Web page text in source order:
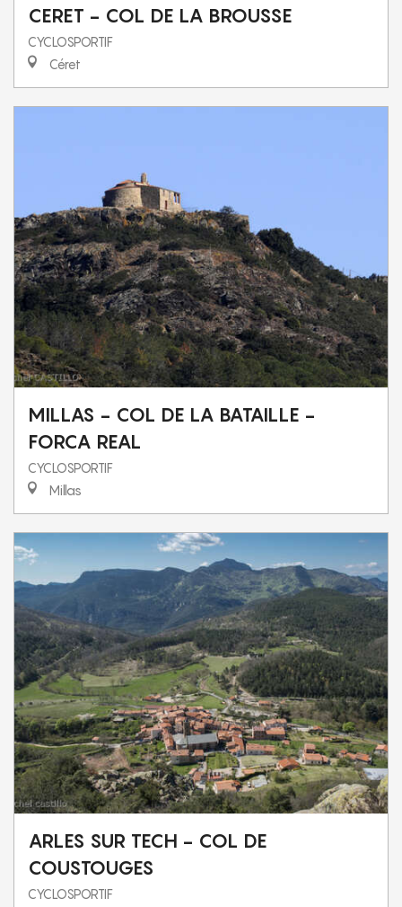
CERET - COL DE LA BROUSSE
CYCLOSPORTIF
Céret
MILLAS - COL DE LA BATAILLE -
FORCA REAL
CYCLOSPORTIF
Millas
ARLES SUR TECH - COL DE
COUSTOUGES
CYCLOSPORTIF